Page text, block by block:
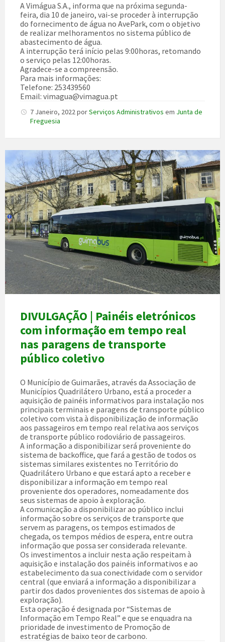
A Vimágua S.A., informa que na próxima segunda-
feira, dia 10 de janeiro, vai-se proceder à interrupção
do fornecimento de água no AvePark, com o objetivo
de realizar melhoramentos no sistema público de
abastecimento de água.
A interrupção terá início pelas 9:00horas, retomando
o serviço pelas 12:00horas.
Agradece-se a compreensão.
Para mais informações:
Telefone: 253439560
Email: vimagua@vimagua.pt
7 Janeiro, 2022porServiços Administrativos em Junta de
Freguesia
DIVULGAÇÃO | Painéis eletrónicos
com informação em tempo real
nas paragens de transporte
público coletivo
O Município de Guimarães, através da Associação de
Municípios Quadrilátero Urbano, está a proceder a
aquisição de painéis informativos para instalação nos
principais terminais e paragens de transporte público
coletivo com vista à disponibilização de informação
aos passageiros em tempo real relativa aos serviços
de transporte público rodoviário de passageiros.
A informação a disponibilizar será proveniente do
sistema de backoffice, que fará a gestão de todos os
sistemas similares existentes no Território do
Quadrilátero Urbano e que estará apto a receber e
disponibilizar a informação em tempo real
proveniente dos operadores, nomeadamente dos
seus sistemas de apoio à exploração.
A comunicação a disponibilizar ao público inclui
informação sobre os serviços de transporte que
servem as paragens, os tempos estimados de
chegada, os tempos médios de espera, entre outra
informação que possa ser considerada relevante.
Os investimentos a incluir nesta ação respeitam à
aquisição e instalação dos painéis informativos e ao
estabelecimento da sua conectividade com o servidor
central (que enviará a informação a disponibilizar a
partir dos dados provenientes dos sistemas de apoio à
exploração).
Esta operação é designada por “Sistemas de
Informação em Tempo Real” e que se enquadra na
prioridade de investimento de Promoção de
estratégias de baixo teor de carbono.